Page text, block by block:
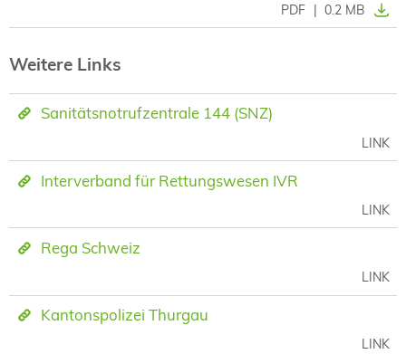
PDF | 0.2 MB
Weitere Links
Sanitätsnotrufzentrale 144 (SNZ)
LINK
Interverband für Rettungswesen IVR
LINK
Rega Schweiz
LINK
Kantonspolizei Thurgau
LINK